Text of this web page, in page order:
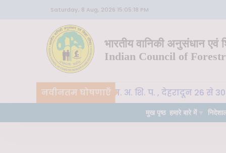
Saturday, 8 Aug, 2026 15:05:18 PM
भारतीय वानिकी अनुसंधान एवं
Indian Council of
नवीनतम घोषणाएँ
CoE-SLM, भा. वा. अ. शि. प. , देहरादून 26 से
मुख पृष्ठ हमारे बारे में